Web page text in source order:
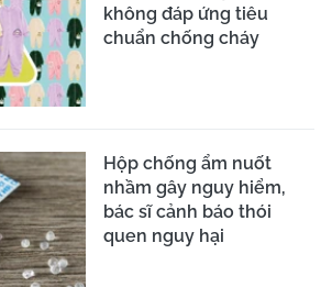
không đáp ứng tiêu
chuẩn chống cháy
Hộp chống ẩm nuốt
nhầm gây nguy hiểm,
bác sĩ cảnh báo thói
quen nguy hại